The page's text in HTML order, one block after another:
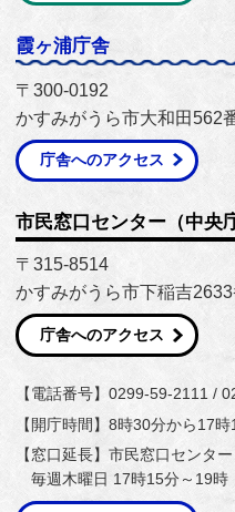
霞ヶ浦庁舎
〒300-0192
かすみがうら市大和田562
庁舎へのアクセス
市民窓口センター（中央
〒315-8514
かすみがうら市下稲吉
庁舎へのアクセス
【電話番号】0299-59-2111 /
【開庁時間】8時30分から17時
【窓口延長】市民窓口センタ
毎週木曜日 17時15分～19時